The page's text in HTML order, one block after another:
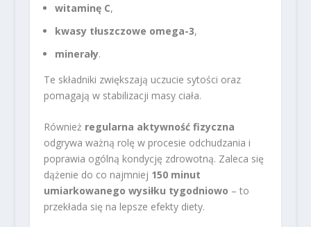
witaminę C,
kwasy tłuszczowe omega-3,
minerały.
Te składniki zwiększają uczucie sytości oraz
pomagają w stabilizacji masy ciała.
Również regularna aktywność fizyczna
odgrywa ważną rolę w procesie odchudzania i
poprawia ogólną kondycję zdrowotną. Zaleca się
dążenie do co najmniej 150 minut
umiarkowanego wysiłku tygodniowo – to
przekłada się na lepsze efekty diety.